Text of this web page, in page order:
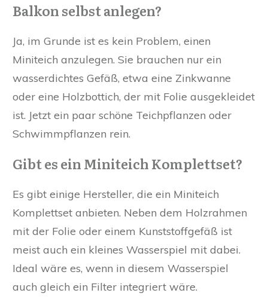
Balkon selbst anlegen?
Ja, im Grunde ist es kein Problem, einen
Miniteich anzulegen. Sie brauchen nur ein
wasserdichtes Gefäß, etwa eine Zinkwanne
oder eine Holzbottich, der mit Folie ausgekleidet
ist. Jetzt ein paar schöne Teichpflanzen oder
Schwimmpflanzen rein.
Gibt es ein Miniteich Komplettset?
Es gibt einige Hersteller, die ein Miniteich
Komplettset anbieten. Neben dem Holzrahmen
mit der Folie oder einem Kunststoffgefäß ist
meist auch ein kleines Wasserspiel mit dabei.
Ideal wäre es, wenn in diesem Wasserspiel
auch gleich ein Filter integriert wäre.